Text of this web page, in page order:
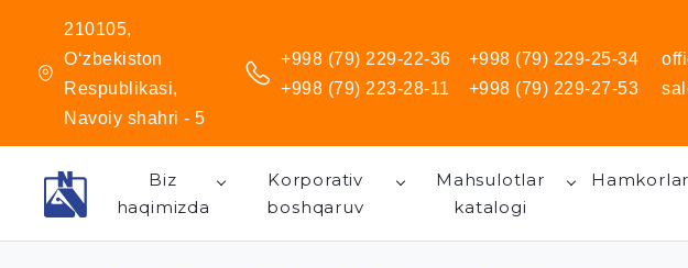
210105,
O‘zbekiston
Respublikasi,
Navoiy shahri - 5
+998 (79) 229-22-36
+998 (79) 223-28-11
+998 (79) 229-25-34
+998 (79) 229-27-53
Biz
haqimizda
Korporativ
boshqaruv
Mahsulotlar
katalogi
Hamkorlar